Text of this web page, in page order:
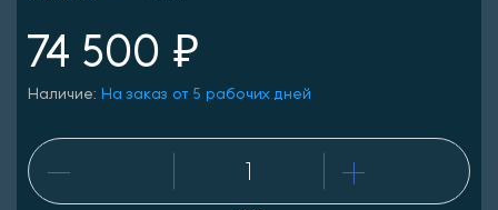
74 500 ₽
Наличие: На заказ от 5 рабочих дней